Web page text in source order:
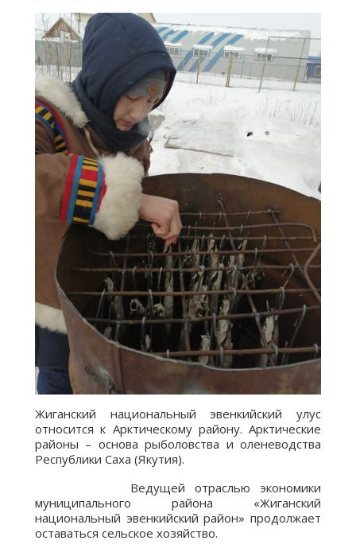
Жиганский национальный эвенкийский улус
относится к Арктическому району. Арктические
районы – основа рыболовства и оленеводства
Республики Саха (Якутия).
Ведущей отраслью экономики
муниципального района «Жиганский
национальный эвенкийский район» продолжает
оставаться сельское хозяйство.